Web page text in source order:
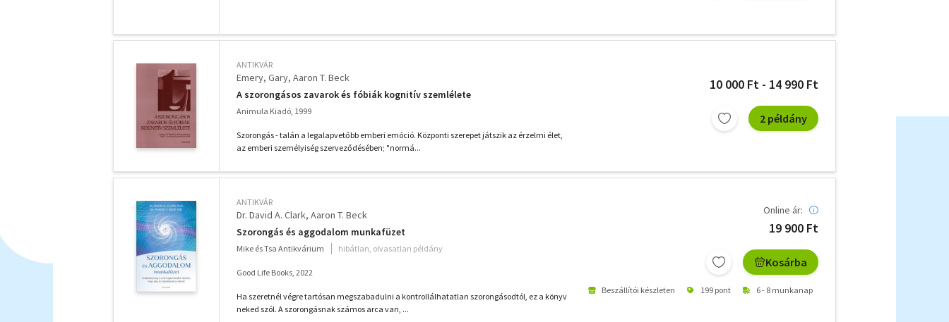
ANTIKVÁR
Emery, Gary Aaron T. Beck
A szorongásos zavarok és fóbiák kognitív szemlélete
Animula Kiadó, 1999
Szorongás - talán a legalapvetőbb emberi emóció. Központi szerepet játszik az érzelmi élet,
az emberi személyiség szerveződésében; "normá...
10 000 Ft - 14 990 Ft
2 példány
ANTIKVÁR
Dr. David A. Clark Aaron T. Beck
Szorongás és aggodalom munkafüzet
Mike és Tsa Antikvárium hibátlan, olvasatlan példány
Good Life Books, 2022
Ha szeretnél végre tartósan megszabadulni a kontrollálhatatlan szorongásodtól, ez a könyv
neked szól. A szorongásnak számos arca van, ...
Online ár:
19 900 Ft
Kosárba
Beszállítói készleten 199 pont 6 - 8 munkanap